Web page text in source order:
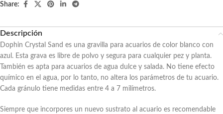
Share:
Descripción
Dophin Crystal Sand es una gravilla para acuarios de color blanco con
azul. Esta grava es libre de polvo y segura para cualquier pez y planta.
También es apta para acuarios de agua dulce y salada. No tiene efecto
químico en el agua, por lo tanto, no altera los parámetros de tu acuario.
Cada gránulo tiene medidas entre 4 a 7 milímetros.
Siempre que incorpores un nuevo sustrato al acuario es recomendable